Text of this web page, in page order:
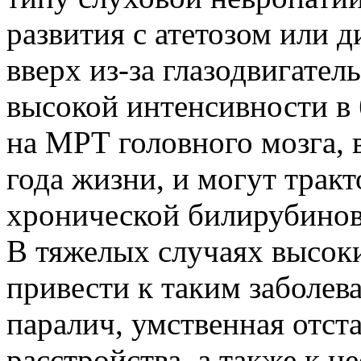
развития с атетозом или
вверх из-за
высокой интенсивности
на МРТ головного мозга,
года жизни, и могут
хронической
В тяжелых случаях
привести к таким
паралич, умственная